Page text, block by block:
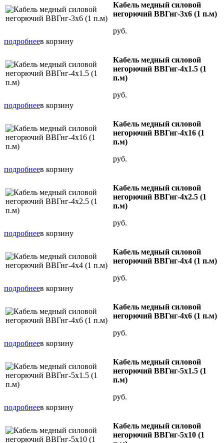
Кабель медный силовой
негорючий ВВГнг-3х6 (1 п.м)
руб.
подробнеев корзину
Кабель медный силовой
негорючий ВВГнг-4х1.5 (1
п.м)
руб.
подробнеев корзину
Кабель медный силовой
негорючий ВВГнг-4х16 (1
п.м)
руб.
подробнеев корзину
Кабель медный силовой
негорючий ВВГнг-4х2.5 (1
п.м)
руб.
подробнеев корзину
Кабель медный силовой
негорючий ВВГнг-4х4 (1 п.м)
руб.
подробнеев корзину
Кабель медный силовой
негорючий ВВГнг-4х6 (1 п.м)
руб.
подробнеев корзину
Кабель медный силовой
негорючий ВВГнг-5х1.5 (1
п.м)
руб.
подробнеев корзину
Кабель медный силовой
негорючий ВВГнг-5х10 (1